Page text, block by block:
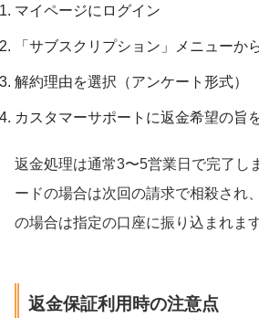
マイページにログイン
「サブスクリプション」メニューか
解約理由を選択（アンケート形式）
カスタマーサポートに返金希望の旨
返金処理は通常3〜5営業日で完了し
ードの場合は次回の請求で相殺され
の場合は指定の口座に振り込まれます
返金保証利用時の注意点